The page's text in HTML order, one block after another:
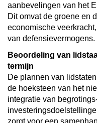
aanbevelingen van het
Dit omvat de groene en
economische
van defensievermogens.
Beoordeling van
termijn
De plannen van
de hoeksteen van het
integratie van
zorgt voor een